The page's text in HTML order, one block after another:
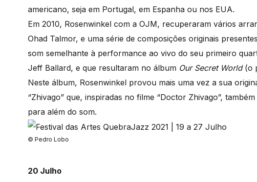
americano, seja em Portugal, em Espanha ou nos EUA.
Em 2010, Rosenwinkel com a OJM, recuperaram vários
Ohad Talmor, e uma série de composições originais
som semelhante à performance ao vivo do seu primeiro
Jeff Ballard, e que resultaram no álbum Our Secret World(o
Neste álbum, Rosenwinkel provou mais uma vez a sua
“Zhivago” que, inspiradas no filme “Doctor Zhivago”,
para além do som.
© Pedro Lobo
20 Julho